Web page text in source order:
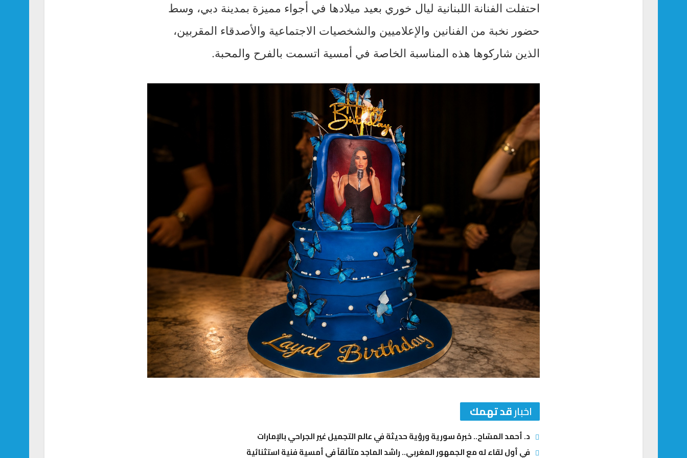
احتفلت الفنانة اللبنانية ليال خوري بعيد ميلادها في أجواء مميزة بمدينة دبي، وسط
حضور نخبة من الفنانين والإعلاميين والشخصيات الاجتماعية والأصدقاء المقربين،
الذين شاركوها هذه المناسبة الخاصة في أمسية اتسمت بالفرح والمحبة.
اخبارقد تهمك
د. أحمد المسّاح.. خبرة سورية ورؤية حديثة في عالم التجميل غير الجراحي بالإمارات
في أول لقاء له مع الجمهور المغربي.. راشد الماجد متألقاً في أمسية فنية استثنائية